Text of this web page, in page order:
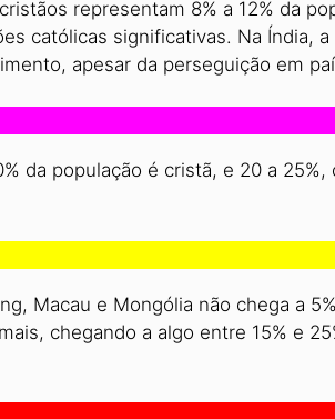
representam 8% a 12% da
católicas significativas. Na Índia,
apesar da perseguição em
da população é cristã, e 20 a
Macau e Mongólia não chega a
chegando a algo entre 15% e